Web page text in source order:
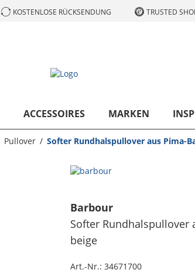
KOSTENLOSE RÜCKSENDUNG TRUSTED
ACCESSOIRES MARKEN
Pullover Softer Rundhalspullover aus Pima-
Barbour
Softer Rundhalspullover
beige
Art.-Nr.: 34671700